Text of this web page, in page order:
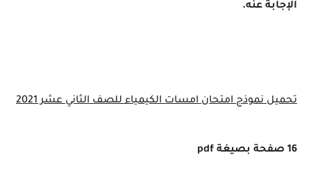
الإجابة عنه.
تحميل نموذج امتحان امسات الكيمياء للصف الثاني عشر 2021
16 صفحة بصيغة pdf